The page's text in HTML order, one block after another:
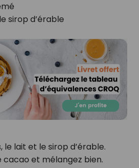
sirop d’érable
lait et le sirop d’érable.
cacao et mélangez bien.